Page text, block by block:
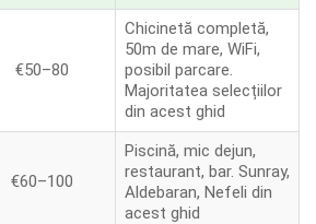
€50–80
Chicinetă completă,
50m de mare, WiFi,
posibil parcare.
Majoritatea selecțiilor
din acest ghid
€60–100
Piscină, mic dejun,
restaurant, bar. Sunray,
Aldebaran, Nefeli din
acest ghid